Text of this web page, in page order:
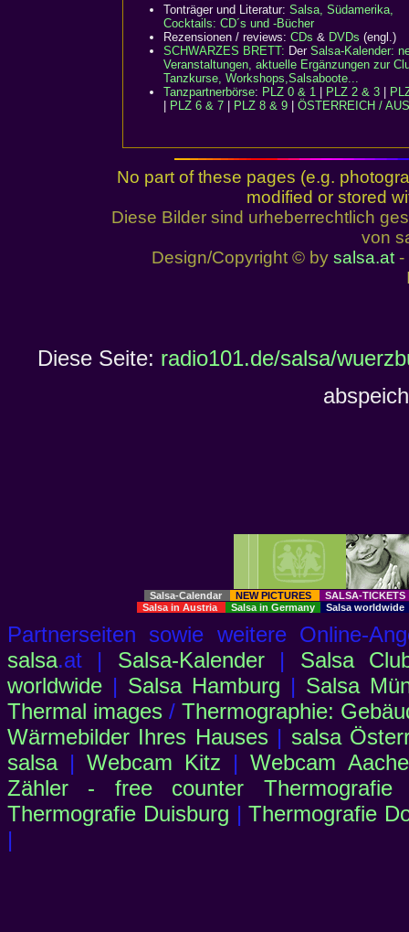
Tonträger und Literatur: Salsa, Südamerika,
Cocktails: CD´s und -Bücher
Rezensionen / reviews: CDs & DVDs (engl.)
SCHWARZES BRETT: Der Salsa-Kalender:
Veranstaltungen, aktuelle Ergänzungen zur
Tanzkurse, Workshops,Salsaboote...
Tanzpartnerbörse: PLZ 0 & 1 PLZ 2 & 3
PLZ 6 & 7 PLZ 8 & 9 ÖSTERREICH /
No part of these pages (e.g.
modified or stored
Diese Bilder sind urheberrechtlich
von
Design/Copyright © by salsa.at-
Diese Seite: radio101.de/salsa/
Salsa-Calendar NEW PICTURES
SALSA-
Salsa in Austria
Salsa in Germany Salsa worldwide
Partnerseiten sowie weitere Online-
salsa.at | Salsa-Kalender| Salsa
worldwide | Salsa Hamburg | Salsa
Thermal images / Thermographie:
Wärmebilder Ihres Hauses| salsa
salsa|Webcam Kitz |Webcam
Zähler - free counter Thermografie
Thermografie Duisburg |Thermografie
|